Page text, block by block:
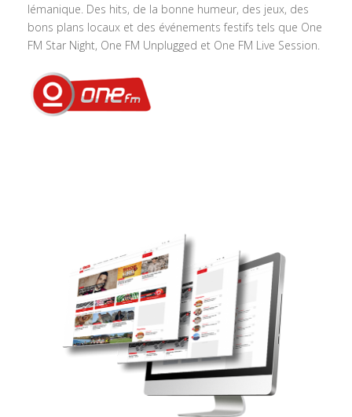
lémanique. Des hits, de la bonne humeur, des jeux, des
bons plans locaux et des événements festifs tels que One
FM Star Night, One FM Unplugged et One FM Live Session.